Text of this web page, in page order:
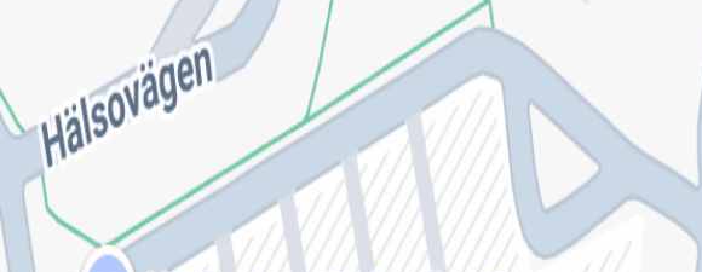
Hitta till mottagningen
Klicka på kartan för att få vägbeskrivning.
klicka för att öppna
en interaktiv karta
Se på kartan
Omdömen från patienter